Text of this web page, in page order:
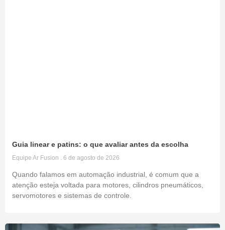
Guia linear e patins: o que avaliar antes da escolha
Equipe Ar Fusion 6 de agosto de 2026
Quando falamos em automação industrial, é comum que a
atenção esteja voltada para motores, cilindros pneumáticos,
servomotores e sistemas de controle.